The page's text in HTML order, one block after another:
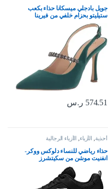
جويل بادجلي ميسكانا حذاء بكعب
ستيليتو بحزام خلفي من فيرينا
574.51 ر.س
أحذية الأزياء الأزياء الرجالية
حذاء رياضي للنساء دلوكس ووكر-
انفنيت موشن من سكيتشرز